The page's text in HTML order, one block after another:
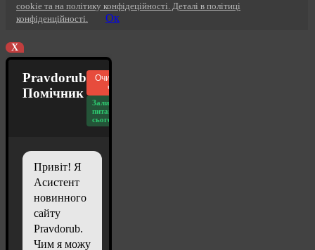
cookie та на політику конфідеційності. Деталі в політиці
конфіденційності.
Ок
X
Pravdorub
Помічник
Очистити
чат
Залишилось
питань
сьогодні: 20
Привіт! Я
Асистент
новинного
сайту
Pravdorub.
Чим я можу